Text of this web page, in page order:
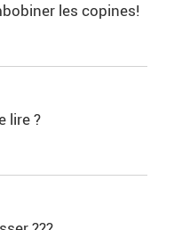
les copines!
lire ?